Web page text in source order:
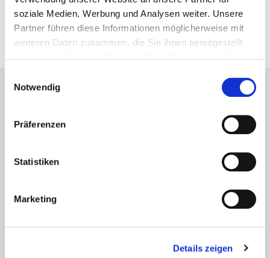
soziale Medien, Werbung und Analysen weiter. Unsere
Partner führen diese Informationen möglicherweise mit
weiteren Daten zusammen, die Sie ihnen bereitgestellt
Notwendig
Präferenzen
Statistiken
Marketing
Details zeigen
24. November 2013
UNSERE EMPFEHLUNGEN